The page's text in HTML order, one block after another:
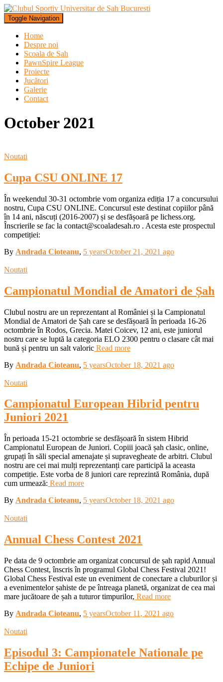
Toggle Navigation
Home
Despre noi
Scoala de Sah
PawnSpire League
Proiecte
Jucători
Galerie
Contact
October 2021
Noutati
Cupa CSU ONLINE 17
În weekendul 30-31 octombrie vom organiza ediția 17 a concursului
nostru, Cupa CSU ONLINE. Concursul este destinat copiilor până
în 14 ani, născuți (2016-2007) și se desfășoară pe lichess.org.
Înscrierile se fac la contact@scoaladesah.ro . Acesta este prospectul
competiției:
By Andrada Cioteanu, 5 yearsOctober 21, 2021 ago
Noutati
Campionatul Mondial de Amatori de Șah
Clubul nostru are un reprezentant al României și la Campionatul
Mondial de Amatori de Șah care se desfășoară în perioada 16-26
octombrie în Rodos, Grecia. Matei Coicev, 12 ani, este juniorul
nostru care se luptă la categoria ELO 2300 pentru o clasare cât mai
bună și pentru un salt valoric Read more
By Andrada Cioteanu, 5 yearsOctober 18, 2021 ago
Noutati
Campionatul European Hibrid pentru
Juniori 2021
În perioada 15-21 octombrie se desfășoară în sistem Hibrid
Campionatul European de Juniori. Copiii joacă șah clasic, online,
grupați în săli special amenajate și supravegheate de arbitri. Clubul
nostru are cei mai mulți reprezentanți care participă la aceasta
competiție. Este vorba de 8 juniori care reprezintă România, după
cum urmează: Read more
By Andrada Cioteanu, 5 yearsOctober 18, 2021 ago
Noutati
Annual Chess Contest 2021
Pe data de 9 octombrie am organizat concursul de șah rapid Annual
Chess Contest, înscris în programul Global Chess Festival 2021!
Global Chess Festival este un eveniment de conectare a cluburilor și
a evenimentelor șahiste de pe întreaga planetă, organizat de cea mai
mare jucătoare de șah a tuturor timpurilor, Read more
By Andrada Cioteanu, 5 yearsOctober 11, 2021 ago
Noutati
Episodul 3: Campionatele Nationale pe
Echipe de Juniori